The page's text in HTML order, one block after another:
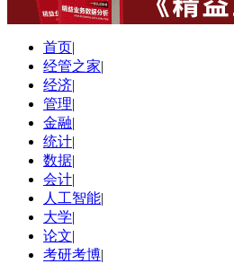
首页|
经管之家|
经济|
管理|
金融|
统计|
数据|
会计|
人工智能|
大学|
论文|
考研考博|